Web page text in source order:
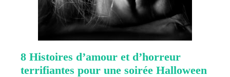
8 Histoires d’amour et d’horreur
terrifiantes pour une soirée Halloween